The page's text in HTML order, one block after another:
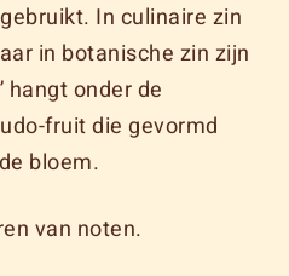
In culinaire zin
in botanische zin zijn
hangt onder de
fruit die gevormd
bloem.
van noten.